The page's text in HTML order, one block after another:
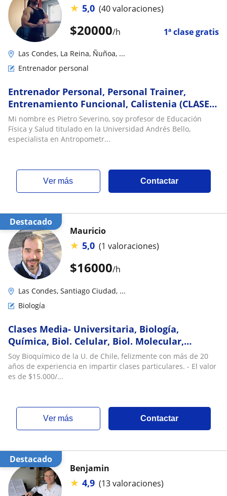
$20000/h 1ª clase gratis
★ 5,0 (40 valoraciones)
Las Condes, La Reina, Ñuñoa, ...
Entrenador personal
Entrenador Personal, Personal Trainer,
Entrenamiento Funcional, Calistenia (CLASES
ONLINE!)
Mi nombre es Pietro Severino, soy profesor de Educación
Física y Salud titulado en la Universidad Andrés Bello,
especialista en Antropometr...
ver más Contactar
Destacado
$16000/h
Mauricio
★ 5,0 (1 valoraciones)
Las Condes, Santiago Ciudad, ...
Biología
Clases Media- Universitaria, Biología,
Química, Biol. Celular, Biol. Molecular,
Bioquímica, Qca. Orgánica, Fisiolog.-
Bioquímico U. Chile- Experiencia
Soy Bioquímico de la U. de Chile, felizmente con más de 20
años de experiencia en impartir clases particulares. - El valor
es de $15.000/...
ver más Contactar
Destacado
Benjamin
★ 4,9 (13 valoraciones)